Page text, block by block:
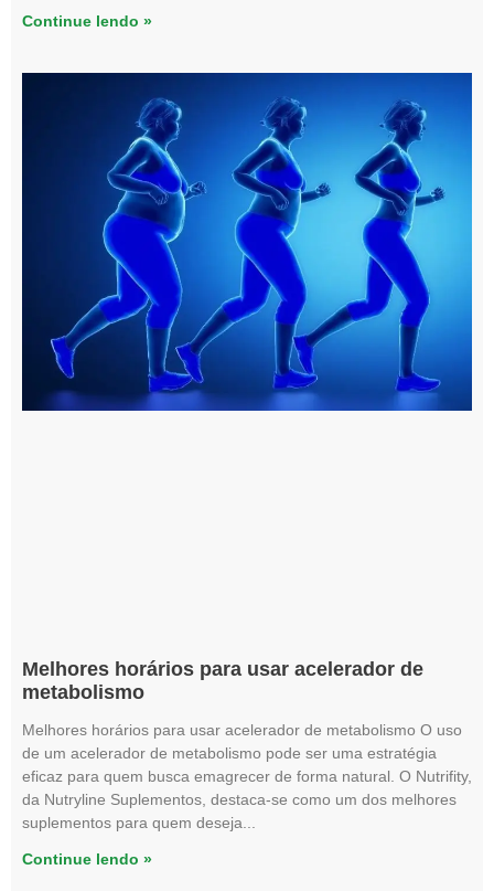
Continue lendo »
Melhores horários para usar acelerador de
metabolismo
Melhores horários para usar acelerador de metabolismo O uso
de um acelerador de metabolismo pode ser uma estratégia
eficaz para quem busca emagrecer de forma natural. O Nutrifity,
da Nutryline Suplementos, destaca-se como um dos melhores
suplementos para quem deseja
Continue lendo »